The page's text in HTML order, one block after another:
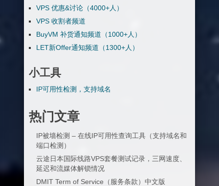
VPS 优惠&讨论（4000+人）
VPS 收割者频道
BuyVM 补货通知频道（1000+人）
LET新Offer通知频道（1300+人）
小工具
IP可用性检测，支持域名
热门文章
IP被墙检测 – 在线IP可用性查询工具（支持域名和
端口检测）
云途日本国际线路VPS套餐测试记录，三网速度、
延迟和流媒体解锁情况
DMIT Term of Service（服务条款）中文版